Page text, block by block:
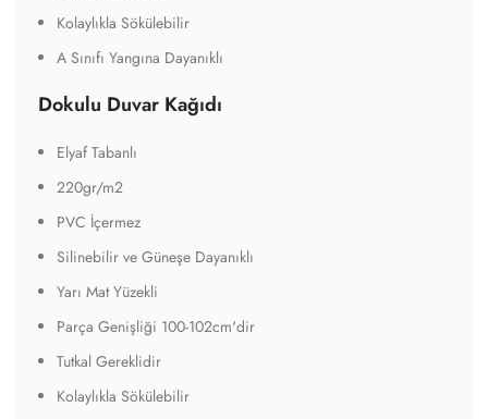
Kolaylıkla Sökülebilir
A Sınıfı Yangına Dayanıklı
Dokulu Duvar Kağıdı
Elyaf Tabanlı
220gr/m2
PVC İçermez
Silinebilir ve Güneşe Dayanıklı
Yarı Mat Yüzekli
Parça Genişliği 100-102cm'dir
Tutkal Gereklidir
Kolaylıkla Sökülebilir